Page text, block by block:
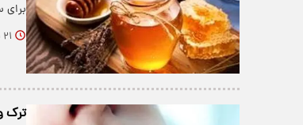
۲۱ شهریور ۱۳۹۷
ترک